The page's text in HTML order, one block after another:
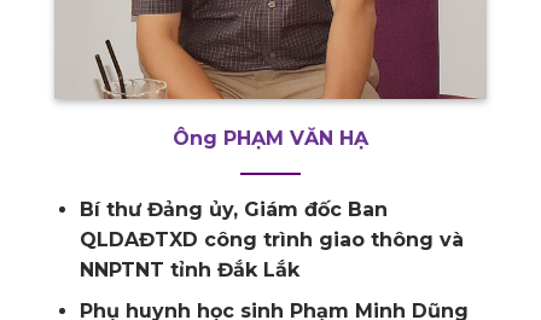
Ông PHẠM VĂN HẠ
Bí thư Đảng ủy, Giám đốc Ban
QLDAĐTXD công trình giao thông và
NNPTNT tỉnh Đắk Lắk
Phụ huynh học sinh Phạm Minh Dũng